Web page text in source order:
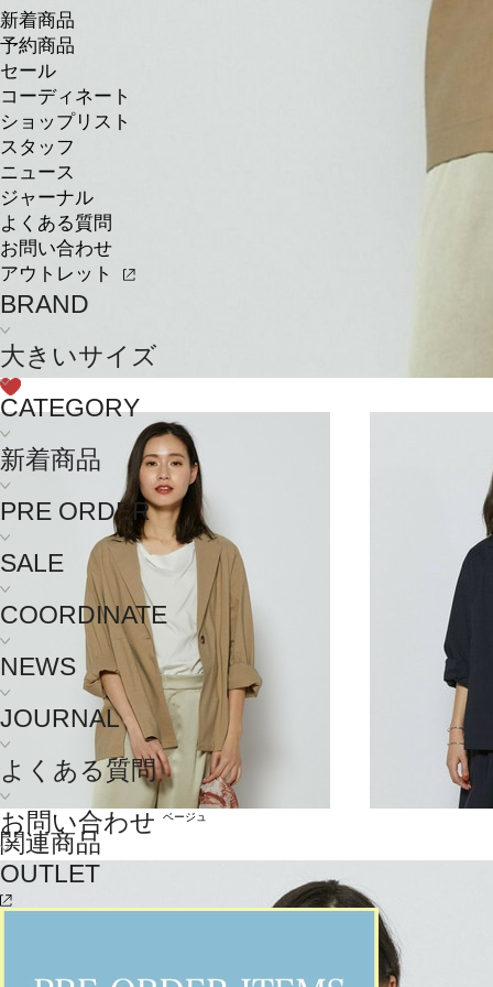
新着商品
予約商品
セール
コーディネート
ショップリスト
スタッフ
ニュース
ジャーナル
よくある質問
お問い合わせ
アウトレット
BRAND
大きいサイズ
CATEGORY
新着商品
PRE ORDER
SALE
COORDINATE
NEWS
JOURNAL
よくある質問
お問い合わせ
OUTLET
ベージュ
関連商品